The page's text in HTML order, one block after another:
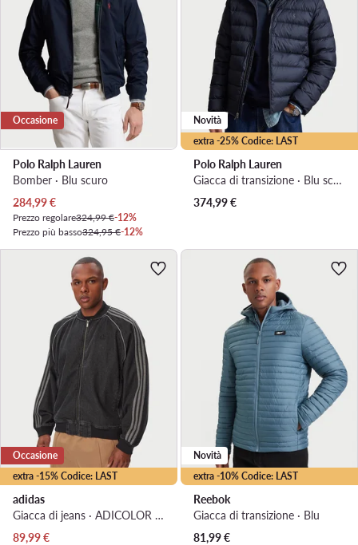
Occasione
Polo Ralph Lauren
Bomber · Blu scuro
Prezzo attuale
284,99€
Prezzo regolare324,99 €-12%
Prezzo più basso324,95 €-12%
extra -25% Codice: LAST
Novità
Polo Ralph Lauren
Giacca di transizione · Blu scuro
374,99€
extra -15% Codice: LAST
Occasione
adidas
Giacca di jeans · ADICOLOR · Nero
Prezzo attuale
89,99€
extra -10% Codice: LAST
Novità
Reebok
Giacca di transizione · Blu
81,99€